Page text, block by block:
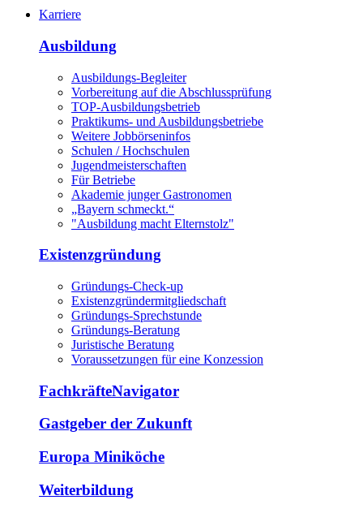
Karriere
Ausbildung
Ausbildungs-Begleiter
Vorbereitung auf die Abschlussprüfung
TOP-Ausbildungsbetrieb
Praktikums- und Ausbildungsbetriebe
Weitere Jobbörseninfos
Schulen / Hochschulen
Jugendmeisterschaften
Für Betriebe
Akademie junger Gastronomen
„Bayern schmeckt.“
"Ausbildung macht Elternstolz"
Existenzgründung
Gründungs-Check-up
Existenzgründermitgliedschaft
Gründungs-Sprechstunde
Gründungs-Beratung
Juristische Beratung
Voraussetzungen für eine Konzession
FachkräfteNavigator
Gastgeber der Zukunft
Europa Miniköche
Weiterbildung